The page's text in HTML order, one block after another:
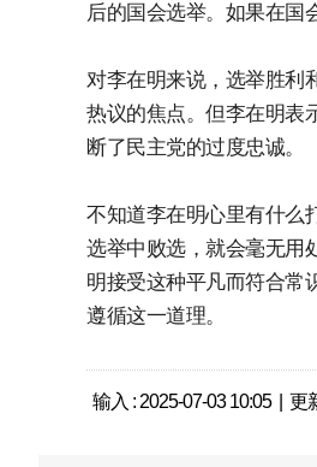
后的国会选举。如果在国
对李在明来说，选举胜利
热议的焦点。但李在明表
断了民主党的过度忠诚。
不知道李在明心里有什么
选举中败选，就会毫无用
明接受这种平凡而符合常
遵循这一道理。
输入 : 2025-07-03 10:05 | 更